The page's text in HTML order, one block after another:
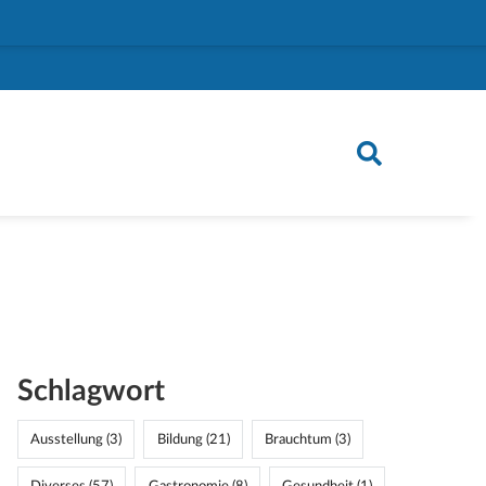
Schlagwort
Ausstellung (3) Bildung (21) Brauchtum (3)